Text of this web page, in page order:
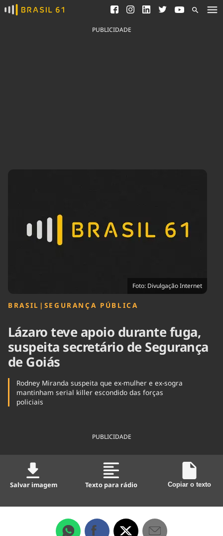
Ver todas as notícias
Saneamento
Indicadores
Tecnologia
Cinema
Infraestrutura
Internacional
PUBLICIDADE
Foto: Divulgação Internet
BRASIL | SEGURANÇA PÚBLICA
Lázaro teve apoio durante fuga,
suspeita secretário de Segurança
de Goiás
Rodney Miranda suspeita que ex-mulher e ex-sogra
mantinham serial killer escondido das forças
policiais
PUBLICIDADE
Salvar imagem Texto para rádio Copiar o texto